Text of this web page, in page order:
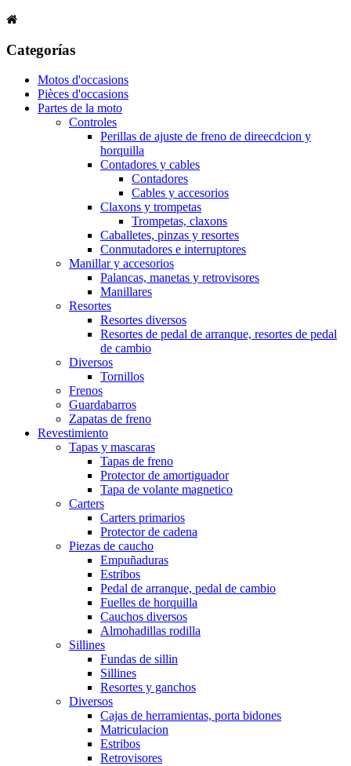
Categorías
Motos d'occasions
Pièces d'occasions
Partes de la moto
Controles
Perillas de ajuste de freno de direecdcion y
horquilla
Contadores y cables
Contadores
Cables y accesorios
Claxons y trompetas
Trompetas, claxons
Caballetes, pinzas y resortes
Conmutadores e interruptores
Manillar y accesorios
Palancas, manetas y retrovisores
Manillares
Resortes
Resortes diversos
Resortes de pedal de arranque, resortes de pedal
de cambio
Diversos
Tornillos
Frenos
Guardabarros
Zapatas de freno
Revestimiento
Tapas y mascaras
Tapas de freno
Protector de amortiguador
Tapa de volante magnetico
Carters
Carters primarios
Protector de cadena
Piezas de caucho
Empuñaduras
Estribos
Pedal de arranque, pedal de cambio
Fuelles de horquilla
Cauchos diversos
Almohadillas rodilla
Sillines
Fundas de sillin
Sillines
Resortes y ganchos
Diversos
Cajas de herramientas, porta bidones
Matriculacion
Estribos
Retrovisores